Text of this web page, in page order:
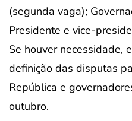
(segunda vaga);
Presidente e vice-
Se houver necessidade,
definição das disputas
República e
outubro.